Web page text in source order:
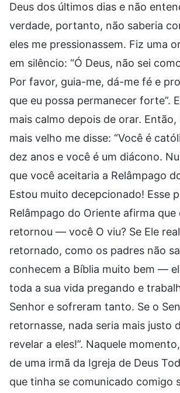
Deus dos últimos dias e não
verdade, portanto, não saberia
eles me pressionassem. Fiz uma
em silêncio: “Ó Deus, não sei
Por favor, guia-me, dá-me fé e
que eu possa permanecer forte”.
mais calmo depois de orar.
mais velho me disse: “Você é
dez anos e você é um diácono.
que você aceitaria a Relâmpago
Estou muito decepcionado! Esse
Relâmpago do Oriente afirma que
retornou — você O viu? Se Ele
retornado, como os padres não
conhecem a Bíblia muito bem —
toda a sua vida pregando e
Senhor e sofreram tanto. Se o
retornasse, nada seria mais justo
revelar a eles!”. Naquele
de uma irmã da Igreja de Deus
que tinha se comunicado comigo